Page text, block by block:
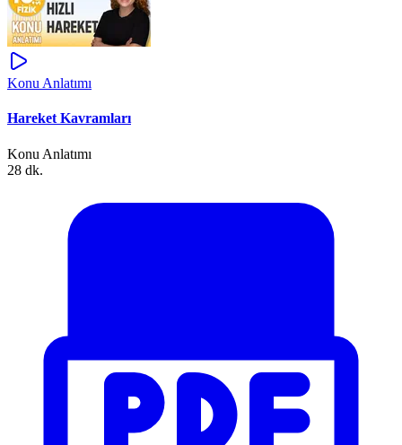
Konu Anlatımı
Hareket Kavramları
Konu Anlatımı
28 dk.